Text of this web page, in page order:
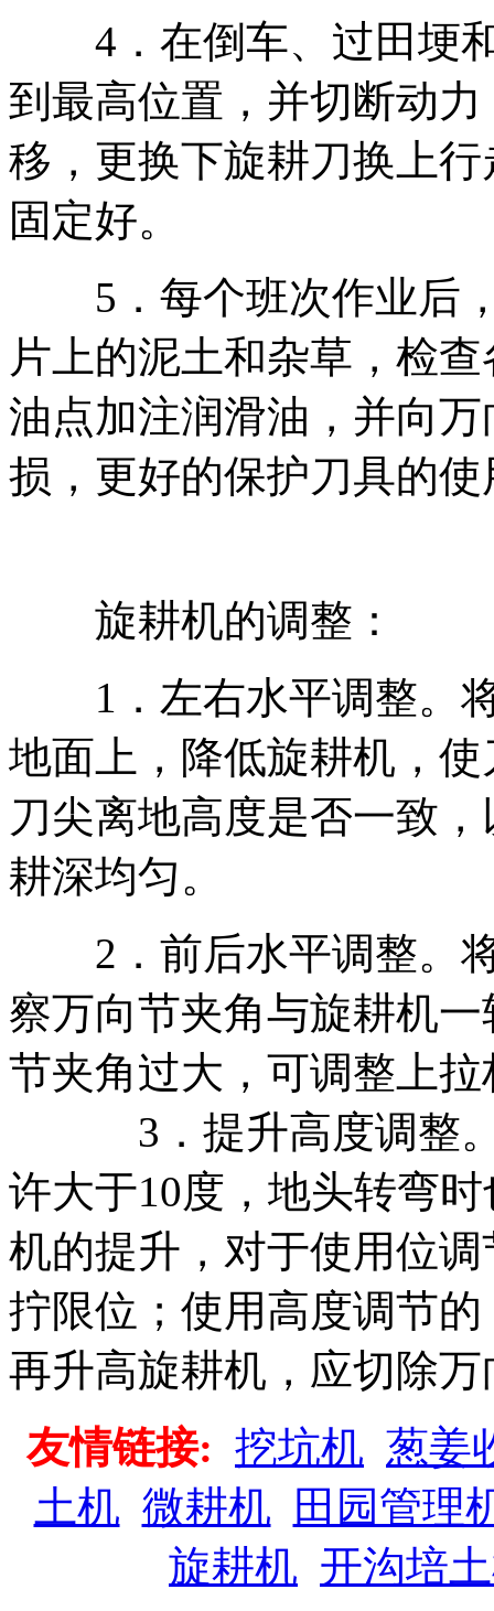
4．在倒车、过田埂和
到最高位置，并切断动
移，更换下旋耕刀换上
固定好。
5．每个班次作业后，
片上的泥土和杂草，检
油点加注润滑油，并向
损，更好的保护刀具的
旋耕机的调整：
1．左右水平调整。将
地面上，降低旋耕机，
刀尖离地高度是否一致
耕深均匀。
2．前后水平调整。将
察万向节夹角与旋耕机
节夹角过大，可调整上
3．提升高度调整。
许大于10度，地头转弯
机的提升，对于使用位
拧限位；使用高度调节
再升高旋耕机，应切除
友情链接: 挖坑机 葱姜
土机 微耕机
田园管理
旋耕机 开沟培